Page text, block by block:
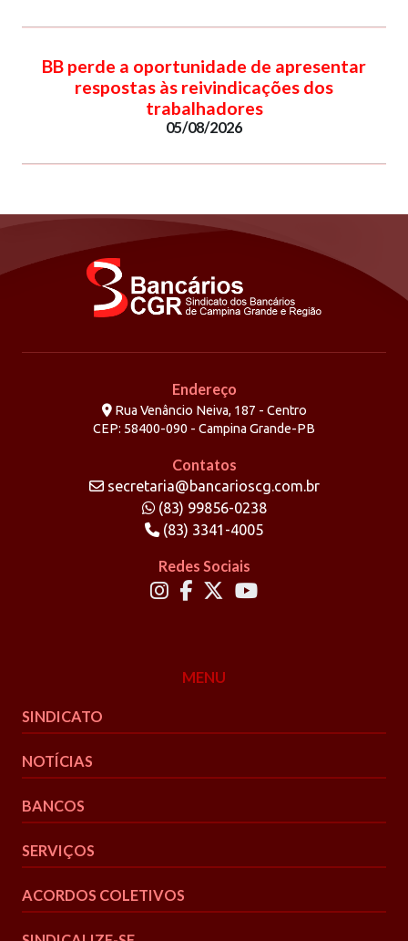
BB perde a oportunidade de apresentar
respostas às reivindicações dos
trabalhadores
05/08/2026
Endereço
Rua Venâncio Neiva, 187 - Centro
CEP: 58400-090 - Campina Grande-PB
Contatos
secretaria@bancarioscg.com.br
(83) 99856-0238
(83) 3341-4005
Redes Sociais
MENU
SINDICATO
NOTÍCIAS
BANCOS
SERVIÇOS
ACORDOS COLETIVOS